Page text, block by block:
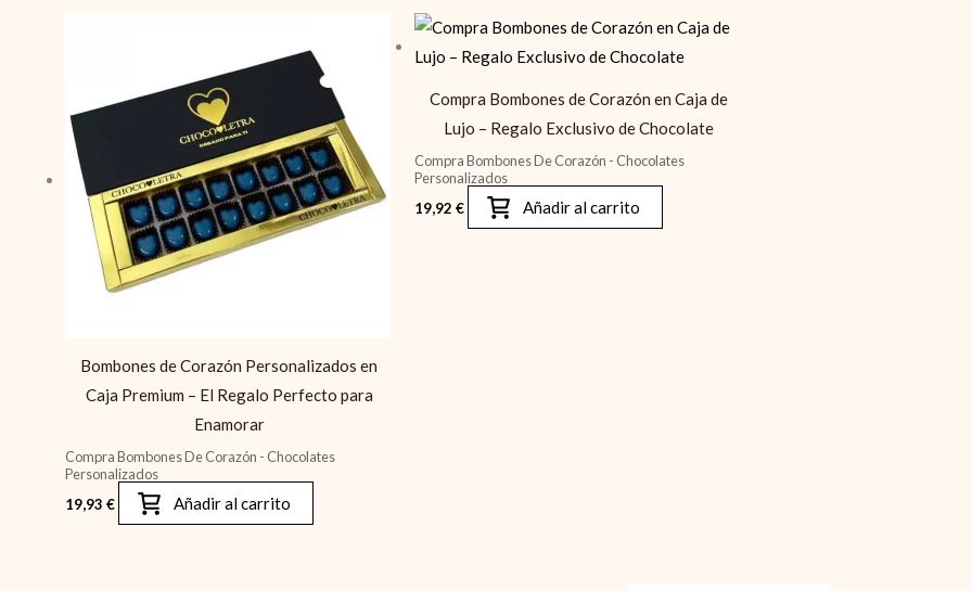
Bombones de Corazón Personalizados en
Caja Premium – El Regalo Perfecto para
Enamorar
Compra Bombones De Corazón - Chocolates
Personalizados
19,93 € Añadir al carrito
Compra Bombones de Corazón en Caja de
Lujo – Regalo Exclusivo de Chocolate
Compra Bombones De Corazón - Chocolates
Personalizados
19,92€ Añadir al carrito